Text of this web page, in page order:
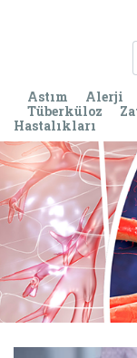
Astım Alerji
Tüberküloz
Hastalıkları